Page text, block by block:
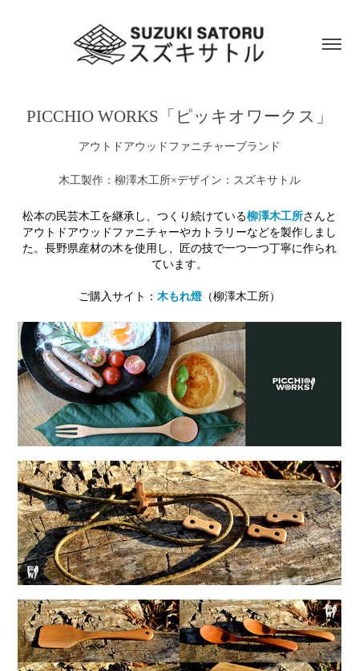
PICCHIO WORKS「ピッキオワークス」
アウトドアウッドファニチャーブランド
木工製作：柳澤木工所×デザイン：スズキサトル
松本の民芸木工を継承し、つくり続けている柳澤木工所さんと
アウトドアウッドファニチャーやカトラリーなどを製作しまし
た。 長野県産材の木を使用し、匠の技で一つ一つ丁寧に作られ
ています。
ご購入サイト： 木もれ燈（柳澤木工所）